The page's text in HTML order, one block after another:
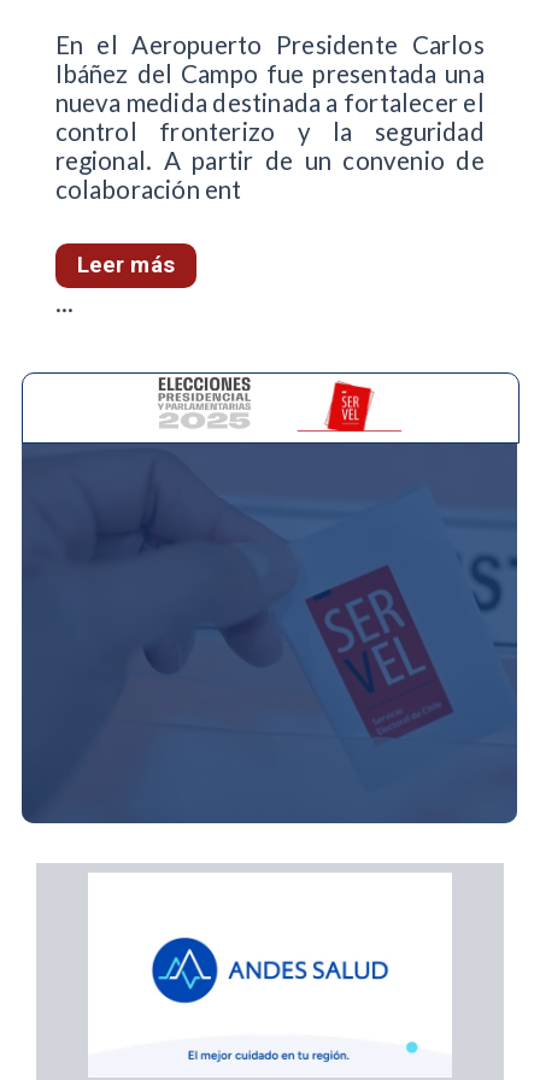
En el Aeropuerto Presidente Carlos
Ibáñez del Campo fue presentada una
nueva medida destinada a fortalecer el
control fronterizo y la seguridad
regional. A partir de un convenio de
colaboración ent
Leer más
...